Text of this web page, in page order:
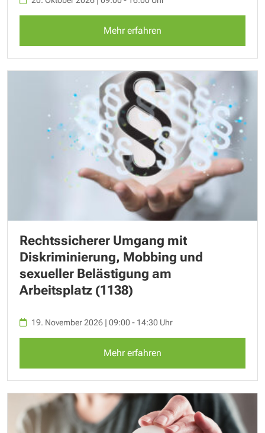
Mehr erfahren
Rechtssicherer Umgang mit
Diskriminierung, Mobbing und
sexueller Belästigung am
Arbeitsplatz (1138)
19. November 2026 | 09:00 - 14:30 Uhr
Mehr erfahren